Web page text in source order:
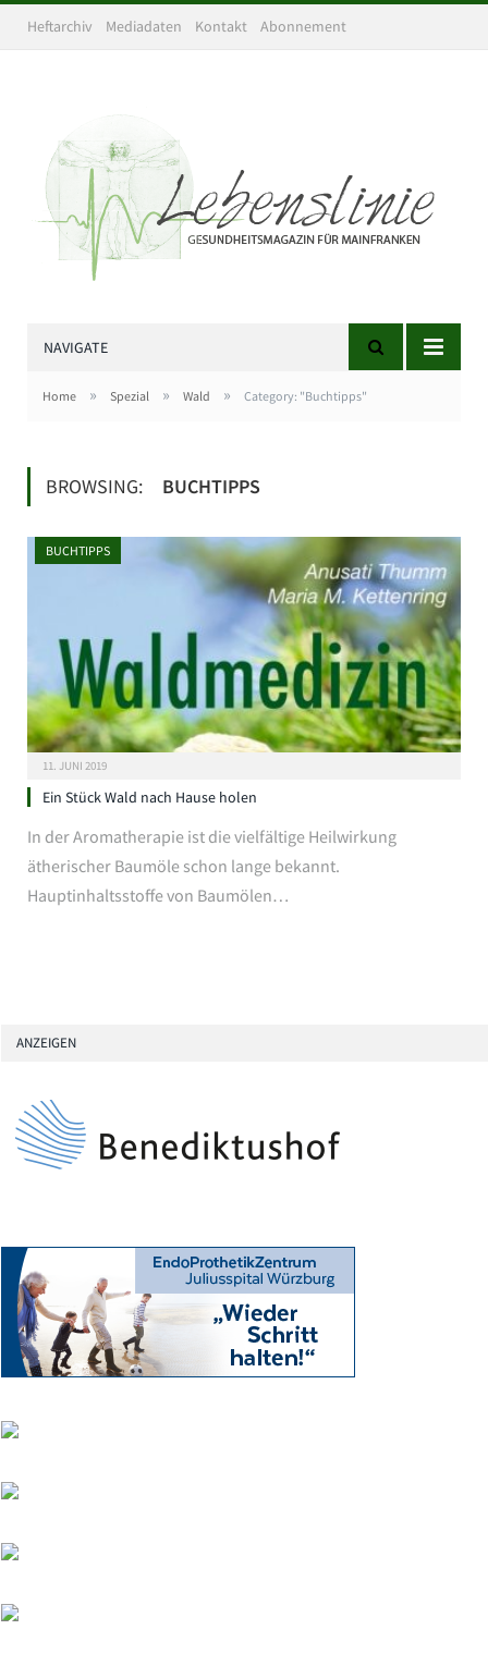
Heftarchiv Mediadaten Kontakt Abonnement
NAVIGATE
Home » Spezial » Wald » Category: "Buchtipps"
BROWSING: BUCHTIPPS
BUCHTIPPS
11. JUNI 2019
Ein Stück Wald nach Hause holen
In der Aromatherapie ist die vielfältige Heilwirkung
ätherischer Baumöle schon lange bekannt.
Hauptinhaltsstoffe von Baumölen…
ANZEIGEN